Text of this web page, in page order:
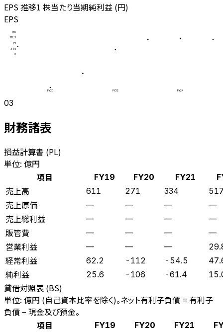
EPS 推移1 株当たり当期純利益 (円)
EPS
0
37.5
75
112.5
150
FY20 FY22 FY24
03
財務諸表
損益計算書 (PL)
単位: 億円
項目
FY19 FY20 FY21
売上高 611 271 334
売上原価 — — — —
売上総利益 — — — —
販管費 — — — —
営業利益 — — —
経常利益 62.2 -112 -54.5
純利益 25.6 -106 -61.4
貸借対照表 (BS)
単位: 億円 (自己資本比率を除く)。ネット有利子負債 = 有利子
負債 − 現金及び預金。
項目
FY19 FY20 FY21